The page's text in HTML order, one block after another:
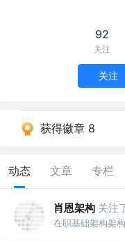
92
关注
关注
获得徽章 8
动态 文章 专栏
肖恩架构 关注
在职基础架构架